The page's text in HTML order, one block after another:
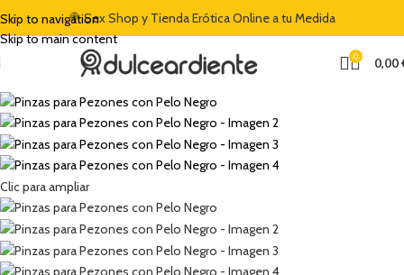
Skip to navigation
Skip to main content
🍭 Sex Shop y Tienda Erótica Online a tu Medida
0 0,00
Clic para ampliar